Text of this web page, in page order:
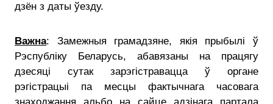
дзён з даты ўезду.
Важна: Замежныя грамадзяне, якiя прыбылi ў
Рэспублiку Беларусь, абавязаны на працягу
дзесяці сутак зарэгістравацца ў органе
рэгістрацыі па месцы фактычнага часовага